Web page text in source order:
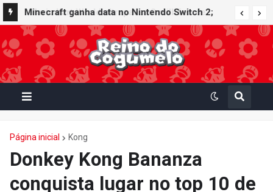
Minecraft ganha data no Nintendo Switch 2;
Super Mario Mash-Up receberá atualização
gráfica exclusiva
Página inicial Kong
Donkey Kong Bananza
conquista lugar no top 10 de